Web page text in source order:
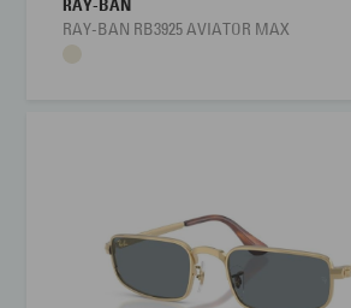
RAY-BAN
RAY-BAN RB3925 AVIATOR MAX